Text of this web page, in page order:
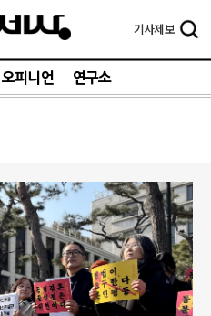
기사제보
오피니언 연구소